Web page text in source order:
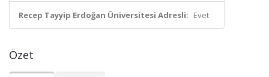
Recep Tayyip Erdoğan Üniversitesi Adresli: Evet
Özet